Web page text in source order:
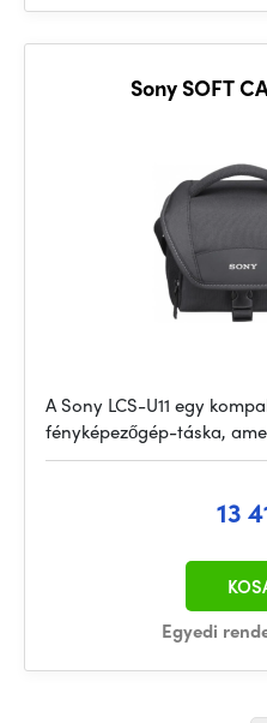
Sony SOFT
A Sony LCS-U11 egy
fényképezőgép-táska,
13
Egyedi